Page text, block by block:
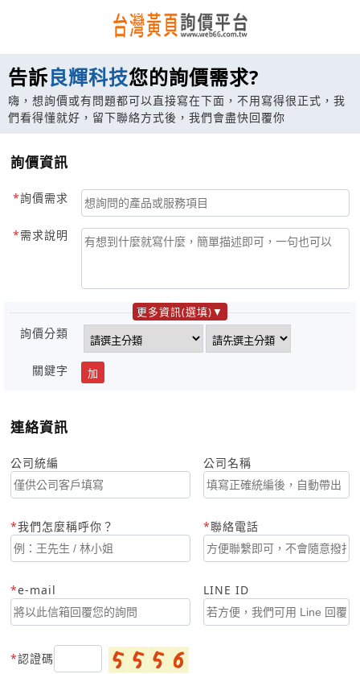
告訴良輝科技您的詢價需求?
嗨，想詢價或有問題都可以直接寫在下面，不用寫得很正式，我
們看得懂就好，留下聯絡方式後，我們會盡快回覆你
詢價資訊
詢價需求
需求說明
更多資訊(選填)
詢價分類
關鍵字 加
連絡資訊
公司統編 公司名稱
我們怎麼稱呼你？ 聯絡電話
e-mail LINE ID
認證碼